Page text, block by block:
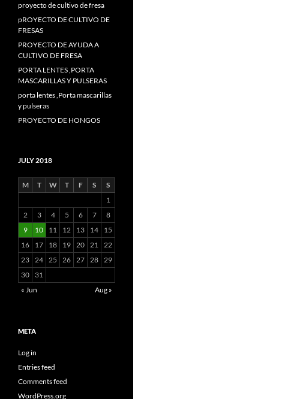
proyecto de cultivo de fresa
pROYECTO DE CULTIVO DE
FRESAS
PROYECTO DE AYUDA A
CULTIVO DE FRESA
PORTA LENTES ,PORTA
MASCARILLAS Y PULSERAS
porta lentes ,Porta mascarillas
y pulseras
PROYECTO DE HONGOS
JULY 2018
M T W T F S
S
1
2
3 4 5 6 7
8
9
10 11 12 13 14
15
16
17 18 19 20 21 22
23 24 25 26 27 28 29
30
31
« Jun
Aug »
META
Log in
Entries feed
Comments feed
WordPress.org